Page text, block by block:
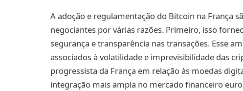
A adoção e regulamentação do Bitcoin na França
negociantes por várias razões. Primeiro, isso
segurança e transparência nas transações. Esse
associados à volatilidade e imprevisibilidade das
progressista da França em relação às moedas
integração mais ampla no mercado financeiro